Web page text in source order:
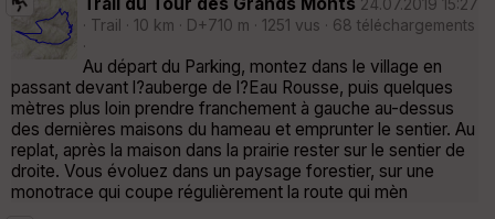
Trail du Tour des Grands Monts 24.07.2019 15:27
· Trail · 10 km · D+710 m · 1251 vus · 68 téléchargements
·
Au départ du Parking, montez dans le village en
passant devant l?auberge de l?Eau Rousse, puis quelques
mètres plus loin prendre franchement à gauche au-dessus
des dernières maisons du hameau et emprunter le sentier. Au
replat, après la maison dans la prairie rester sur le sentier de
droite. Vous évoluez dans un paysage forestier, sur une
monotrace qui coupe régulièrement la route qui mèn